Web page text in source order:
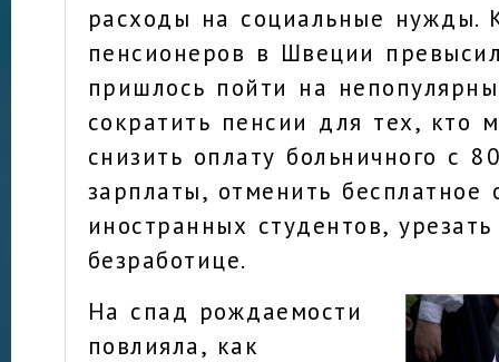
расходы на социальные нужды.
пенсионеров в Швеции
пришлось пойти на
сократить пенсии для тех, кто
снизить оплату больничного с
зарплаты, отменить бесплатное
иностранных студентов,
безработице.
На спад рождаемости
повлияла, как